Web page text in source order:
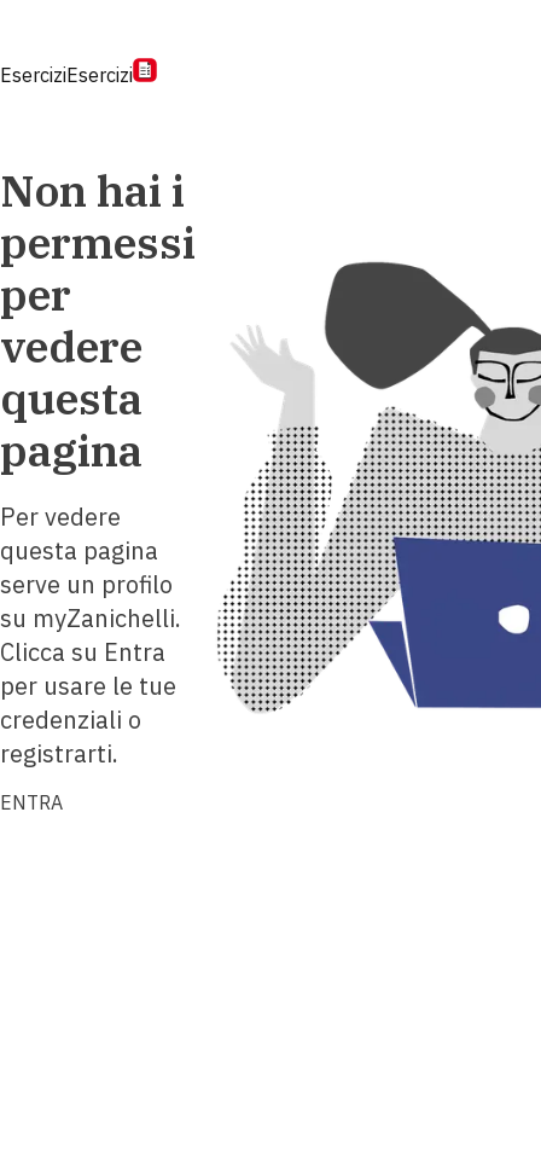
EserciziEsercizi
Non hai i
permessi
per
vedere
questa
pagina
Per vedere
questa pagina
serve un profilo
su myZanichelli.
Clicca su Entra
per usare le tue
credenziali o
registrarti.
ENTRA